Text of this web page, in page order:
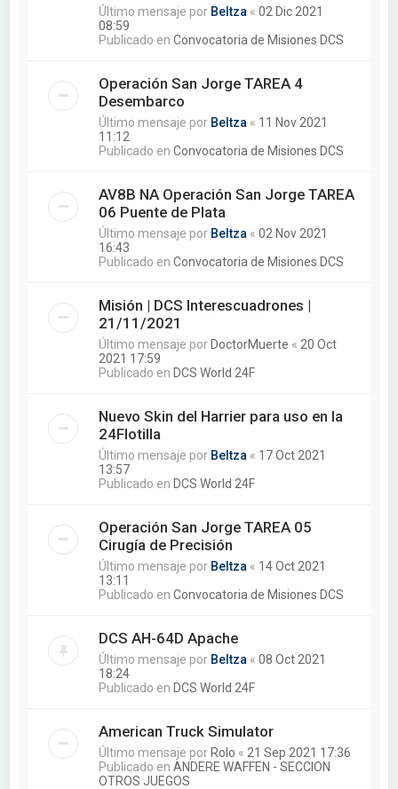
Último mensaje por Beltza «02 Dic 2021
08:59
Publicado enConvocatoria de Misiones DCS
Operación San Jorge TAREA 4
Desembarco
Último mensaje por Beltza « 11 Nov 2021
11:12
Publicado enConvocatoria de Misiones DCS
AV8B NA Operación San Jorge TAREA
06 Puente de Plata
Último mensaje por Beltza «02 Nov 2021
16:43
Publicado enConvocatoria de Misiones DCS
Misión | DCS Interescuadrones |
21/11/2021
Último mensaje por DoctorMuerte « 20 Oct
2021 17:59
Publicado en DCS World 24F
Nuevo Skin del Harrier para uso en la
24Flotilla
Último mensaje por Beltza « 17 Oct 2021
13:57
Publicado en DCS World 24F
Operación San Jorge TAREA 05
Cirugía de Precisión
Último mensaje por Beltza « 14 Oct 2021
13:11
Publicado enConvocatoria de Misiones DCS
DCS AH-64D Apache
Último mensaje por Beltza «08 Oct 2021
18:24
Publicado en DCS World 24F
American Truck Simulator
Último mensaje por Rolo « 21 Sep 2021 17:36
Publicado enANDERE WAFFEN - SECCION
OTROS JUEGOS